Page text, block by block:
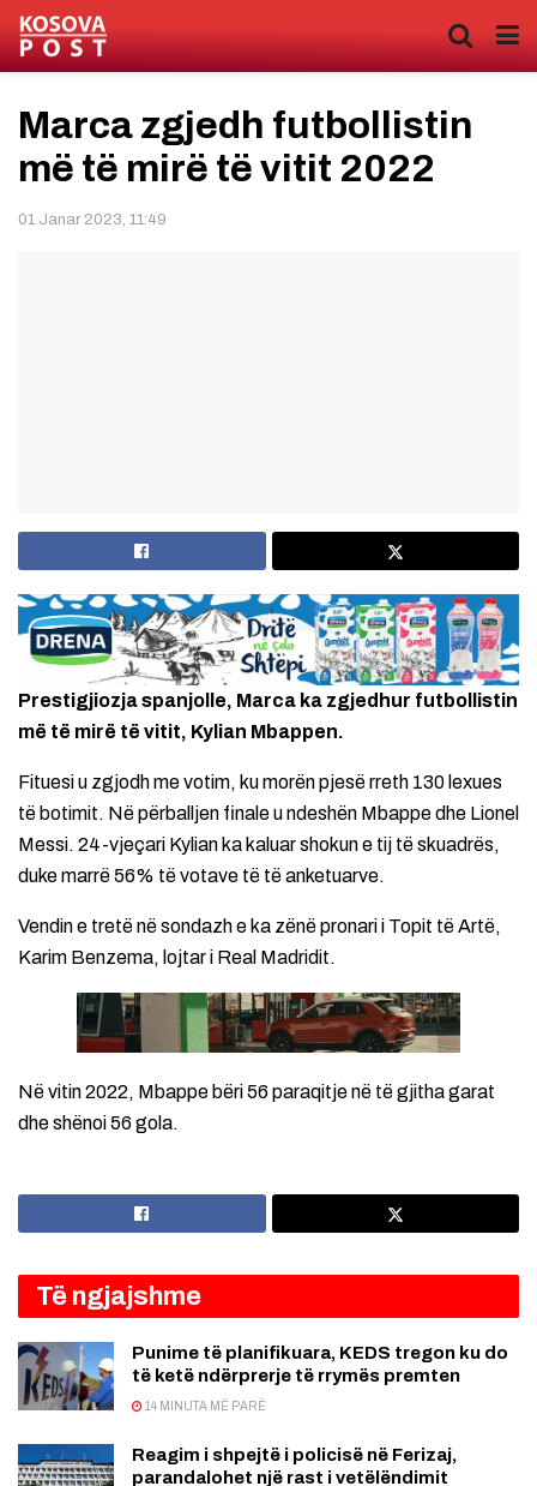
Marca zgjedh futbollistin
më të mirë të vitit 2022
01 Janar 2023, 11:49
Prestigjiozja spanjolle, Marca ka zgjedhur futbollistin
më të mirë të vitit, Kylian Mbappen.
Fituesi u zgjodh me votim, ku morën pjesë rreth 130 lexues
të botimit. Në përballjen finale u ndeshën Mbappe dhe Lionel
Messi. 24-vjeçari Kylian ka kaluar shokun e tij të skuadrës,
duke marrë 56% të votave të të anketuarve.
Vendin e tretë në sondazh e ka zënë pronari i Topit të Artë,
Karim Benzema, lojtar i Real Madridit.
Në vitin 2022, Mbappe bëri 56 paraqitje në të gjitha garat
dhe shënoi 56 gola.
Të ngjajshme
Punime të planifikuara, KEDS tregon ku do
të ketë ndërprerje të rrymës premten
14 MINUTA MË PARË
Reagim i shpejtë i policisë në Ferizaj,
parandalohet një rast i vetëlëndimit